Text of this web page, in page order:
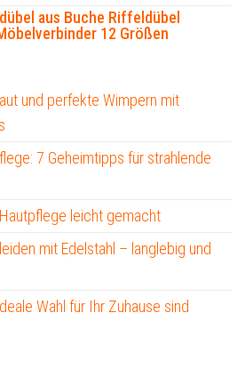
aus Buche Riffeldübel
12 Größen
und perfekte Wimpern mit
7 Geheimtipps für strahlende
leicht gemacht
mit Edelstahl – langlebig und
Wahl für Ihr Zuhause sind